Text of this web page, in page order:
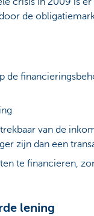
de
de
van de
zijn dan een
te financieren,
lening